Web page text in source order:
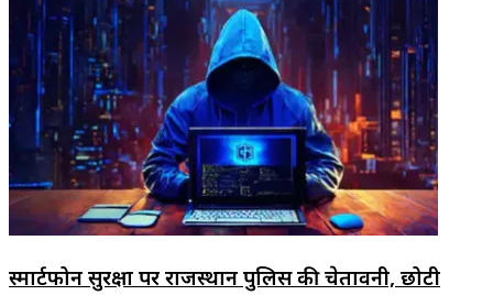
स्मार्टफोन सुरक्षा पर राजस्थान पुलिस की चेतावनी, छोटी